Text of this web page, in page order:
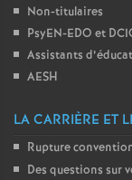
Non-titulaires
PsyEN-EDO et
Assistants
AESH
LA CARRIÈRE ET
Rupture
Des questions sur